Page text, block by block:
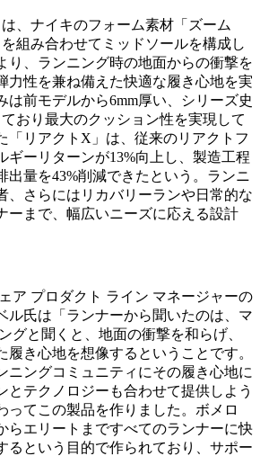
は、ナイキのフォーム素材「ズーム
組み合わせてミッドソールを構成し
り、ランニング時の地面からの衝撃を
力性を兼ね備えた快適な履き心地を実
は前モデルから6mm厚い、シリーズ史
ており最大のクッション性を実現して
「リアクトX」は、従来のリアクトフ
ギーリターンが13%向上し、製造工程
出量を43%削減できたという。ランニ
、さらにはリカバリーランや日常的な
ーまで、幅広いニーズに応える設計
ア プロダクト ライン マネージャーの
ル氏は「ランナーから聞いたのは、マ
グと聞くと、地⾯の衝撃を和らげ、
履き⼼地を想像するということです。
ニングコミュニティにその履き⼼地に
とテクノロジーも合わせて提供しよう
ってこの製品を作りました。ボメロ
らエリートまですべてのランナーに快
るという⽬的で作られており、サポー